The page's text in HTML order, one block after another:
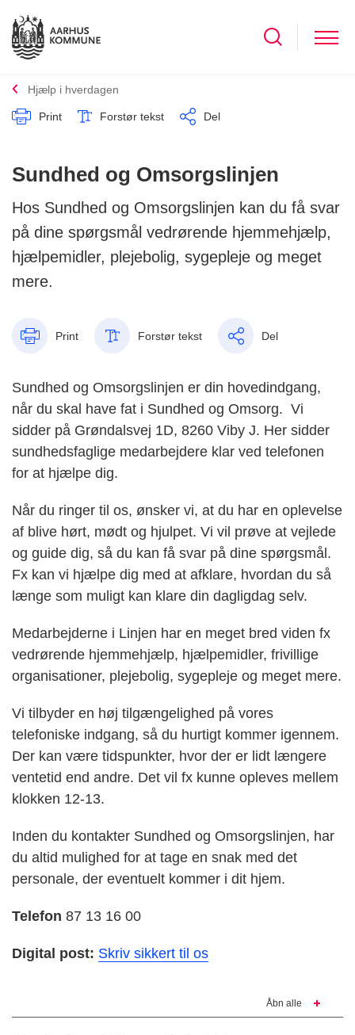
Hjælp i hverdagen
Print Forstør tekst Del
Sundhed og Omsorgslinjen
Hos Sundhed og Omsorgslinjen kan du få svar
på dine spørgsmål vedrørende hjemmehjælp,
hjælpemidler, plejebolig, sygepleje og meget
mere.
Print Forstør tekst Del
Sundhed og Omsorgslinjen er din hovedindgang,
når du skal have fat i Sundhed og Omsorg. Vi
sidder på Grøndalsvej 1D, 8260 Viby J. Her sidder
sundhedsfaglige medarbejdere klar ved telefonen
for at hjælpe dig.
Når du ringer til os, ønsker vi, at du har en oplevelse
af blive hørt, mødt og hjulpet. Vi vil prøve at vejlede
og guide dig, så du kan få svar på dine spørgsmål.
Fx kan vi hjælpe dig med at afklare, hvordan du så
længe som muligt kan klare din dagligdag selv.
Medarbejderne i Linjen har en meget bred viden fx
vedrørende hjemmehjælp, hjælpemidler, frivillige
organisationer, plejebolig, sygepleje og meget mere.
Vi tilbyder en høj tilgængelighed på vores
telefoniske indgang, så du hurtigt kommer igennem.
Der kan være tidspunkter, hvor der er lidt længere
ventetid end andre. Det vil fx kunne opleves mellem
klokken 12-13.
Inden du kontakter Sundhed og Omsorgslinjen, har
du altid mulighed for at tage en snak med det
personale, der eventuelt kommer i dit hjem.
Telefon 87 13 16 00
Digital post: Skriv sikkert til os
Åbn alle